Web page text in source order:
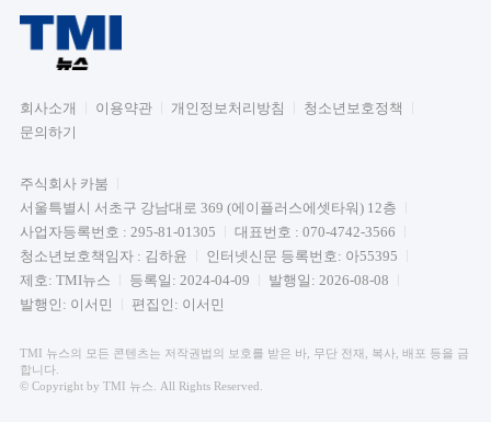
회사소개 이용약관 개인정보처리방침
청소년보호정책
문의하기
주식회사 카붐
서울특별시 서초구 강남대로 369 (에이플러스에셋타워) 12층
사업자등록번호 : 295-81-01305
대표번호 : 070-4742-3566
청소년보호책임자 : 김하윤
인터넷신문 등록번호: 아55395
제호: TMI뉴스
등록일: 2024-04-09
발행일: 2026-08-08
발행인: 이서민
편집인: 이서민
TMI 뉴스의 모든 콘텐츠는 저작권법의 보호를 받은 바, 무단 전재, 복사, 배포 등을 금
합니다.
© Copyright by TMI 뉴스. All Rights Reserved.